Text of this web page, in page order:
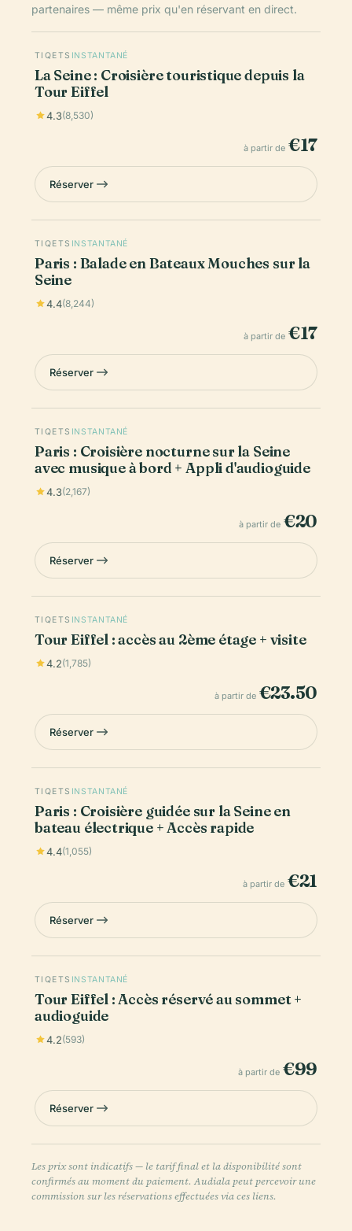
partenaires — même prix qu'en réservant en direct.
TIQETS INSTANTANÉ
La Seine : Croisière touristique depuis la
Tour Eiffel
4.3(8,530)
à partir de €17
Réserver
TIQETS INSTANTANÉ
Paris : Balade en Bateaux Mouches sur la
Seine
4.4(8,244)
à partir de €17
Réserver
TIQETS INSTANTANÉ
Paris : Croisière nocturne sur la Seine
avec musique à bord + Appli d'audioguide
4.3(2,167)
à partir de €20
Réserver
TIQETS INSTANTANÉ
Tour Eiffel : accès au 2ème étage + visite
4.2(1,785)
à partir de €23.50
Réserver
TIQETS INSTANTANÉ
Paris : Croisière guidée sur la Seine en
bateau électrique + Accès rapide
4.4(1,055)
à partir de €21
Réserver
TIQETS INSTANTANÉ
Tour Eiffel : Accès réservé au sommet +
audioguide
4.2(593)
à partir de €99
Réserver
Les prix sont indicatifs — le tarif final et la disponibilité sont
confirmés au moment du paiement. Audiala peut percevoir une
commission sur les réservations effectuées via ces liens.